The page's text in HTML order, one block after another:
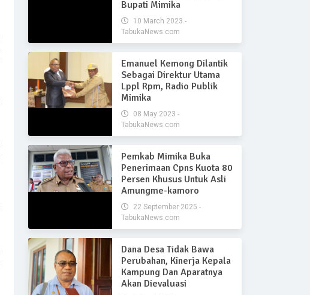
Bupati Mimika
10 March 2023 -
TabukaNews.com
Emanuel Kemong Dilantik
Sebagai Direktur Utama
Lppl Rpm, Radio Publik
Mimika
08 May 2023 -
TabukaNews.com
Pemkab Mimika Buka
Penerimaan Cpns Kuota 80
Persen Khusus Untuk Asli
Amungme-kamoro
22 September 2025 -
TabukaNews.com
Dana Desa Tidak Bawa
Perubahan, Kinerja Kepala
Kampung Dan Aparatnya
Akan Dievaluasi